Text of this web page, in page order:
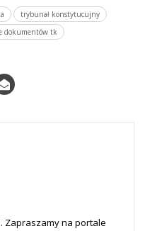
trybunał konstytucujny
dokumentów tk
Zapraszamy na portale